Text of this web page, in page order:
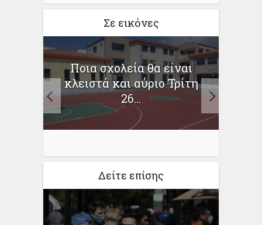
Σε εικόνες
Ποια σχολεία θα είναι
κλειστά και αύριο Τρίτη
26...
Δείτε επίσης